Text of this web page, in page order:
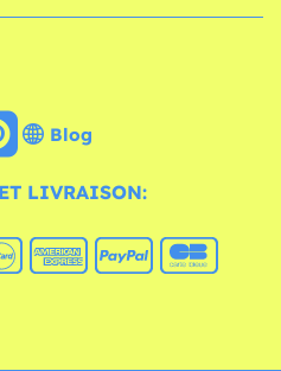
Blog
LIVRAISON: